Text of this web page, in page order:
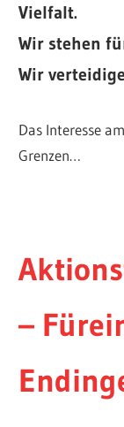
Vielfalt.
Wir stehen
Wir
Das Interesse
Grenzen…
–